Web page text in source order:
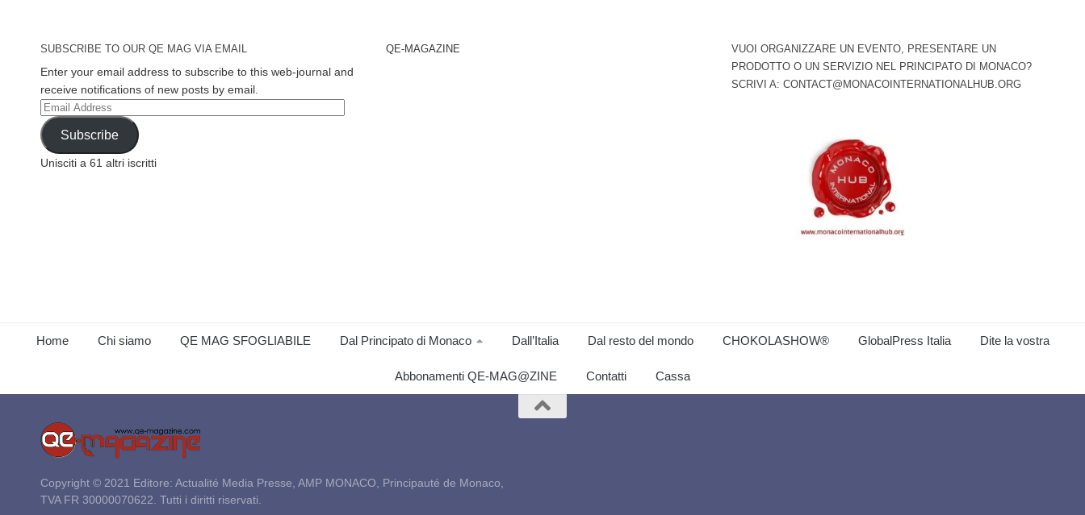
SUBSCRIBE TO OUR QE MAG VIA EMAIL
Enter your email address to subscribe to this web-journal and
receive notifications of new posts by email.
Email
Address
Subscribe
Unisciti a 61 altri iscritti
QE-MAGAZINE
VUOI ORGANIZZARE UN EVENTO, PRESENTARE UN
PRODOTTO O UN SERVIZIO NEL PRINCIPATO DI MONACO?
SCRIVI A: CONTACT@MONACOINTERNATIONALHUB.ORG
Home Chi siamo QE MAG SFOGLIABILE Dal Principato di Monaco Dall’Italia Dal resto del mondo CHOKOLASHOW® GlobalPress Italia Dite la vostra
Abbonamenti QE-MAG@ZINE Contatti Cassa
Copyright © 2021 Editore: Actualité Media Presse, AMP MONACO, Principauté de Monaco,
TVA FR 30000070622. Tutti i diritti riservati.